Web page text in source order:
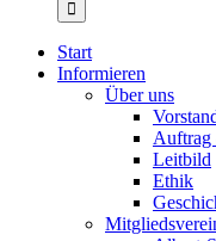
Start
Informieren
Über uns
Auftrag
Leitbild
Ethik